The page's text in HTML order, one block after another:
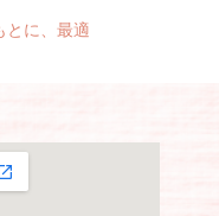
とに、最適